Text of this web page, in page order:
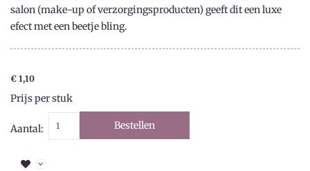
salon (make-up of verzorgingsproducten) geeft dit een luxe
efect met een beetje bling.
€ 1,10
Prijs per stuk
Aantal: Bestellen